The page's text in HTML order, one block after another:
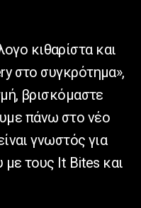
κιθαρίστα και
στο συγκρότημα»,
βρισκόμαστε
πάνω στο νέο
γνωστός για
με τους It Bites και